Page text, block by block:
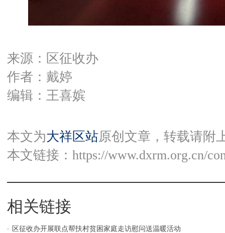
来源：区征收办
作者：戴婷
编辑：王喜嫔
本文为大祥区站原创文章，转载请附
本文链接： https://www.dxrm.org.cn/
相关链接
区征收办开展联点帮扶村贫困家庭走访慰问送温暖活动